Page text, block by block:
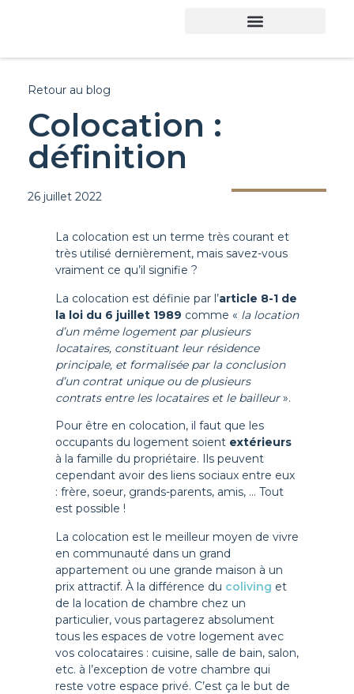
Retour au blog
Colocation :
définition
26 juillet 2022
La colocation est un terme très courant et
très utilisé dernièrement, mais savez-vous
vraiment ce qu’il signifie ?
La colocation est définie par l’article 8-1 de
la loi du 6 juillet 1989 comme « la location
d’un même logement par plusieurs
locataires, constituant leur résidence
principale, et formalisée par la conclusion
d’un contrat unique ou de plusieurs
contrats entre les locataires et le bailleur».
Pour être en colocation, il faut que les
occupants du logement soient extérieurs
à la famille du propriétaire. Ils peuvent
cependant avoir des liens sociaux entre eux
: frère, soeur, grands-parents, amis, … Tout
est possible !
La colocation est le meilleur moyen de vivre
en communauté dans un grand
appartement ou une grande maison à un
prix attractif. À la différence du coliving et
de la location de chambre chez un
particulier, vous partagerez absolument
tous les espaces de votre logement avec
vos colocataires : cuisine, salle de bain, salon,
etc. à l’exception de votre chambre qui
reste votre espace privé. C’est ça le but de